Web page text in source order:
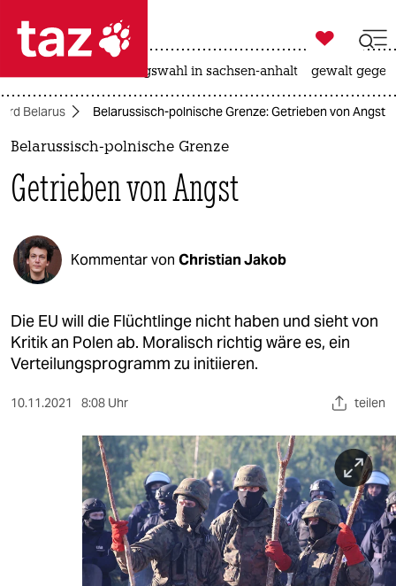
 taz zahl ich
taz zahl ich
politik
öko
gesellschaft
kultur
sport
berlin
wahrheit

taz zahl ich
landtagswahl in sachsen-anhalt gewalt
Belarus Belarussisch-polnische Grenze: Getrieben von Angst
Belarussisch-polnische Grenze
Getrieben von Angst
Kommentar von Christian Jakob
Die EU will die Flüchtlinge nicht haben und sieht von
Kritik an Polen ab. Moralisch richtig wäre es, ein
Verteilungsprogramm zu initiieren.
10.11.2021 8:08 Uhr teilen